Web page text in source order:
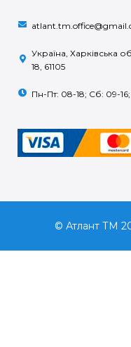
Україна, Харківська
18, 61105
Пн-Пт: 08-18; Сб: 09-
© Атлант ТМ